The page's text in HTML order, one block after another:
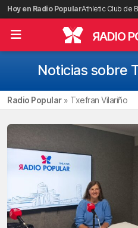
Saltar
al
contenido
Hoy en Radio PopularAthletic Club de
RADIO
Noticias sobre
Radio Popular» Txefran Vilariño